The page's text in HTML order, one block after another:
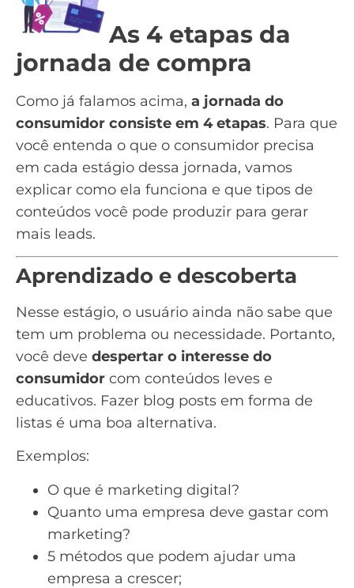
As 4 etapas da
jornada de compra
Como já falamos acima, a jornada do
consumidor consiste em 4 etapas. Para que
você entenda o que o consumidor precisa
em cada estágio dessa jornada, vamos
explicar como ela funciona e que tipos de
conteúdos você pode produzir para gerar
mais leads.
Aprendizado e descoberta
Nesse estágio, o usuário ainda não sabe que
tem um problema ou necessidade. Portanto,
você deve despertar o interesse do
consumidor com conteúdos leves e
educativos. Fazer blog posts em forma de
listas é uma boa alternativa.
Exemplos:
O que é marketing digital?
Quanto uma empresa deve gastar com
marketing?
5 métodos que podem ajudar uma
empresa a crescer;